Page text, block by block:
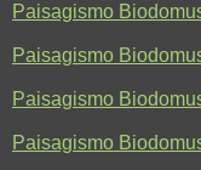
Paisagismo
Paisagismo
Paisagismo
Paisagismo